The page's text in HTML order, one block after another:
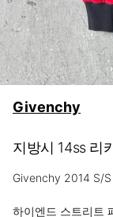
Givenchy
지방시 14ss 리
Givenchy 2014 S/
하이엔드 스트리트